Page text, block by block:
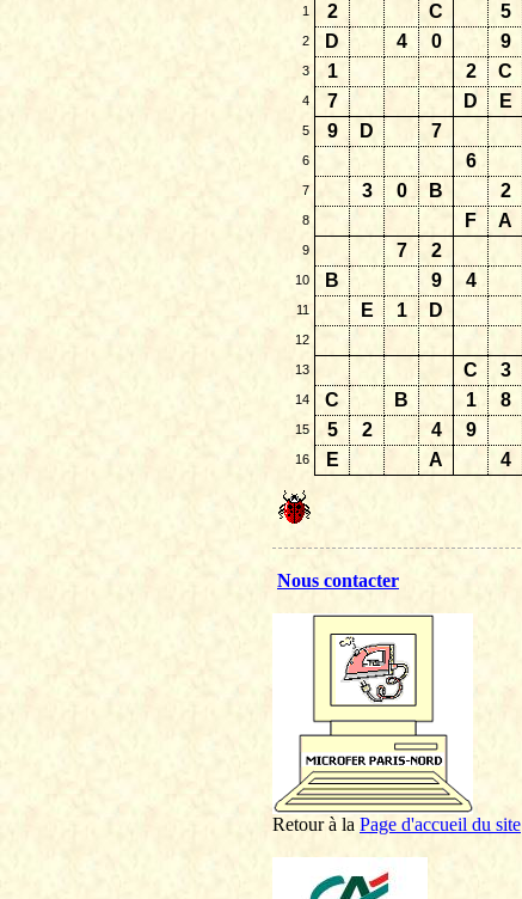
1
2 C 5
2 D 4 0 9
3 1 2 C
4 7 D E
5 9 D 7
6 6
7 3 0 B 2
8 F A
9 7 2
10 B 9 4
11 E 1 D
12
13 C 3
14 C B 1 8
15 5 2 4 9
16 E A 4
Nous contacter
Retour à la Page d'accueil du site